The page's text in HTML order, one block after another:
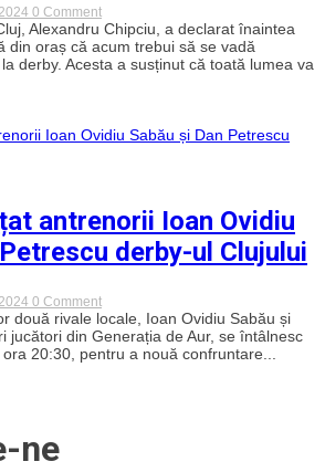
0 Commenton
Căpitanul
lui
„U”
Cluj,
de
trebuie
se
din
noi”
Alexandru Chipciu, a declarat înaintea
din oraș că acum trebui să se vadă
derby. Acesta a susținut că toată lumea va
antrenorii Ioan Ovidiu
derby-ul Clujului
0 Commenton
Cum
au
prefațat
antrenorii
două rivale locale, Ioan Ovidiu Sabău și
jucători din Generația de Aur, se întâlnesc
20:30, pentru a nouă confruntare...
ne